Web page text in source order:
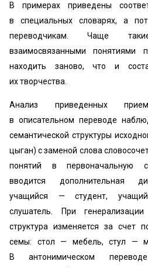
В примерах приведены
в специальных словарях, а
переводчикам. Чаще
взаимосвязанными понятиями
находить заново, что и
их творчества.
Анализ приведенных
в описательном переводе
семантической структуры
цыган) с заменой слова
понятий в первоначальную
вводится дополнительная
учащийся — студент,
слушатель. При
структура изменяется за счет
семы: стол — мебель, стул —
В антонимическом